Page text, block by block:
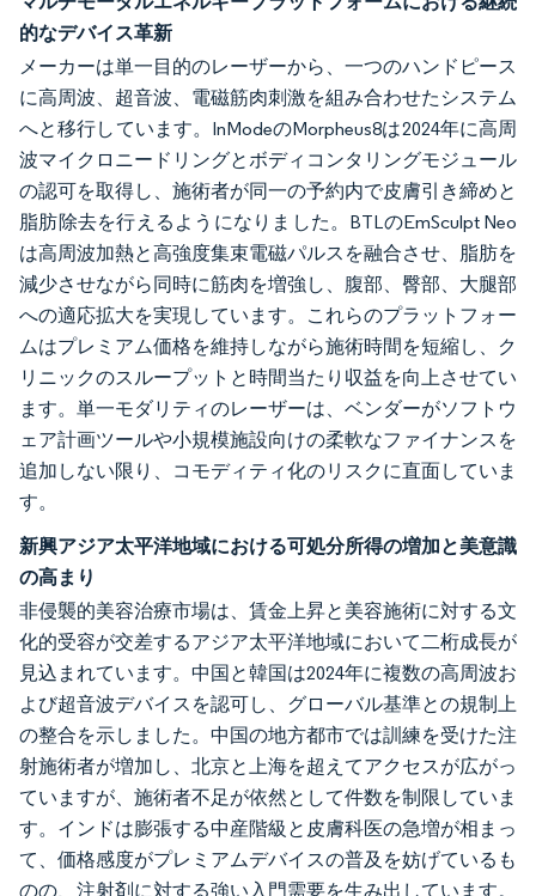
的なデバイス革新
メーカーは単一目的のレーザーから、一つのハンドピース
に高周波、超音波、電磁筋肉刺激を組み合わせたシステム
へと移行しています。InModeのMorpheus8は2024年に高周
波マイクロニードリングとボディコンタリングモジュール
の認可を取得し、施術者が同一の予約内で皮膚引き締めと
脂肪除去を行えるようになりました。BTLのEmSculpt Neo
は高周波加熱と高強度集束電磁パルスを融合させ、脂肪を
減少させながら同時に筋肉を増強し、腹部、臀部、大腿部
への適応拡大を実現しています。これらのプラットフォー
ムはプレミアム価格を維持しながら施術時間を短縮し、ク
リニックのスループットと時間当たり収益を向上させてい
ます。単一モダリティのレーザーは、ベンダーがソフトウ
ェア計画ツールや小規模施設向けの柔軟なファイナンスを
追加しない限り、コモディティ化のリスクに直面していま
す。
新興アジア太平洋地域における可処分所得の増加と美意識
の高まり
非侵襲的美容治療市場は、賃金上昇と美容施術に対する文
化的受容が交差するアジア太平洋地域において二桁成長が
見込まれています。中国と韓国は2024年に複数の高周波お
よび超音波デバイスを認可し、グローバル基準との規制上
の整合を示しました。中国の地方都市では訓練を受けた注
射施術者が増加し、北京と上海を超えてアクセスが広がっ
ていますが、施術者不足が依然として件数を制限していま
す。インドは膨張する中産階級と皮膚科医の急増が相まっ
て、価格感度がプレミアムデバイスの普及を妨げているも
のの、注射剤に対する強い入門需要を生み出しています。